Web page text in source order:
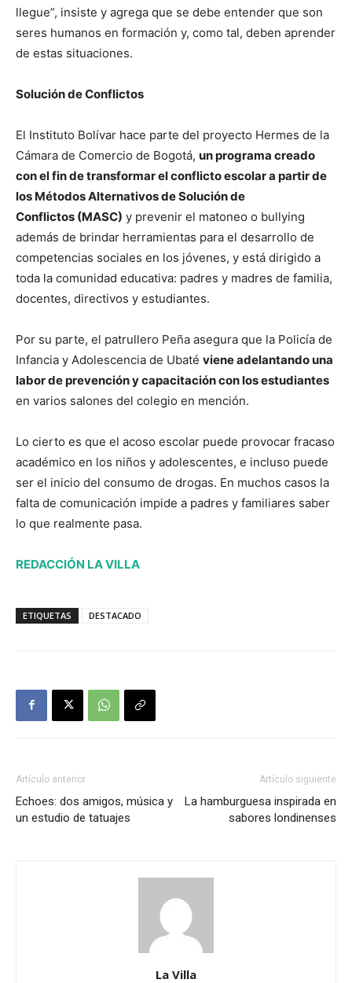
llegue”, insiste y agrega que se debe entender que son
seres humanos en formación y, como tal, deben aprender
de estas situaciones.
Solución de Conflictos
El Instituto Bolívar hace parte del proyecto Hermes de la
Cámara de Comercio de Bogotá, un programa creado
con el fin de transformar el conflicto escolar a partir de
los Métodos Alternativos de Solución de
Conflictos (MASC) y prevenir el matoneo o bullying
además de brindar herramientas para el desarrollo de
competencias sociales en los jóvenes, y está dirigido a
toda la comunidad educativa: padres y madres de familia,
docentes, directivos y estudiantes.
Por su parte, el patrullero Peña asegura que la Policía de
Infancia y Adolescencia de Ubaté viene adelantando una
labor de prevención y capacitación con los estudiantes
en varios salones del colegio en mención.
Lo cierto es que el acoso escolar puede provocar fracaso
académico en los niños y adolescentes, e incluso puede
ser el inicio del consumo de drogas. En muchos casos la
falta de comunicación impide a padres y familiares saber
lo que realmente pasa.
REDACCIÓN LA VILLA
ETIQUETAS DESTACADO
Artículo anterior
Echoes: dos amigos, música y
un estudio de tatuajes
Artículo siguiente
La hamburguesa inspirada en
sabores londinenses
La Villa